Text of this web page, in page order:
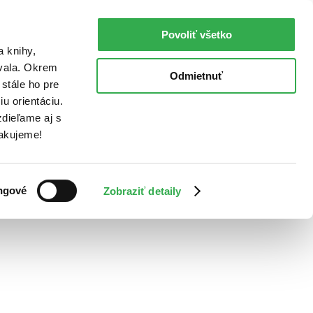
knihy,
Okrem
ho pre
orientáciu.
aj s
Zobraziť detaily
Povoliť všetko
Odmietnuť